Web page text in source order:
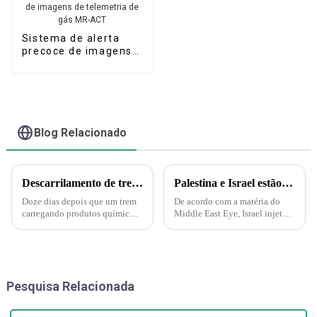
Sistema de alerta
precoce de imagens
Blog Relacionado
Descarrilamento de trem em Ohio gera medo de substâncias tóxicas entre moradores de cidade pequena.
Doze dias depois que um trem
carregando produtos químicos
Palestina e Israel estão iniciando uma guerra biológica e química. A Força Delta aparece e injeta gás nervoso em túneis subterrâneos em Gaza!
De acordo com a matéria do
Middle East Eye, Israel injetará
Pesquisa Relacionada